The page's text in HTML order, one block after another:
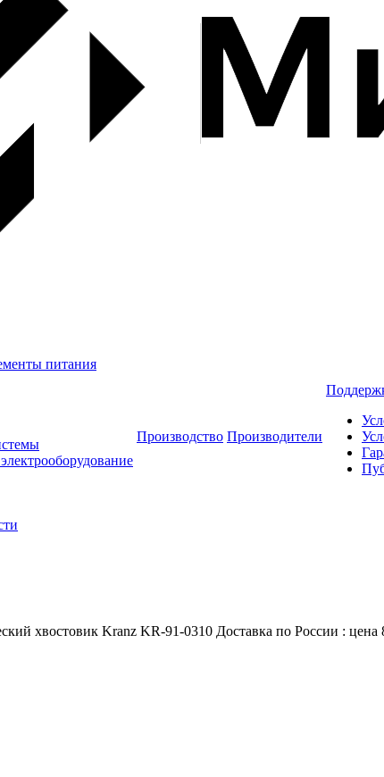
питания
Производство Производители
хвостовик Kranz KR-91-0310 Доставка по России :